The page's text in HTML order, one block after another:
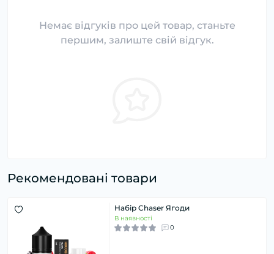
Немає відгуків про цей товар, станьте
першим, залиште свій відгук.
Рекомендовані товари
Набір Chaser Ягоди
В наявності
0